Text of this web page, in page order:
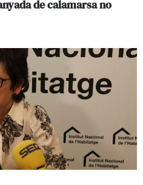
de calamarsa no